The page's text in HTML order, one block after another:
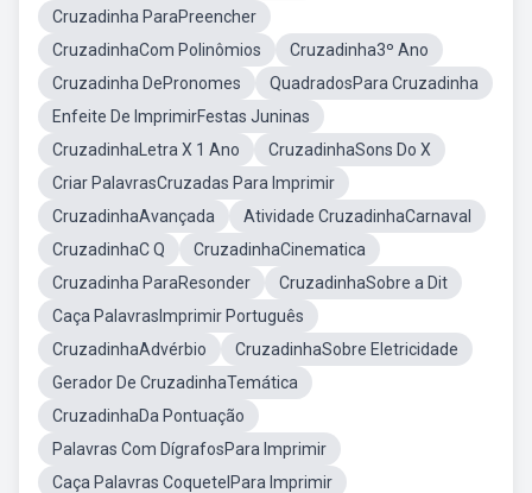
Cruzadinha ParaPreencher
CruzadinhaCom Polinômios
Cruzadinha3º Ano
Cruzadinha DePronomes
QuadradosPara Cruzadinha
Enfeite De ImprimirFestas Juninas
CruzadinhaLetra X 1 Ano
CruzadinhaSons Do X
Criar PalavrasCruzadas Para Imprimir
CruzadinhaAvançada
Atividade CruzadinhaCarnaval
CruzadinhaC Q
CruzadinhaCinematica
Cruzadinha ParaResonder
CruzadinhaSobre a Dit
Caça PalavrasImprimir Português
CruzadinhaAdvérbio
CruzadinhaSobre Eletricidade
Gerador De CruzadinhaTemática
CruzadinhaDa Pontuação
Palavras Com DígrafosPara Imprimir
Caça Palavras CoquetelPara Imprimir